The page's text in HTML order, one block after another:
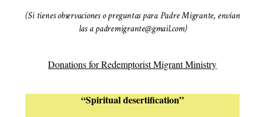
(Si tienes observaciones o preguntas para Padre Migrante, envían
las a padremigrante@gmail.com)
Donations for Redemptorist Migrant Ministry
“Spiritual desertification”